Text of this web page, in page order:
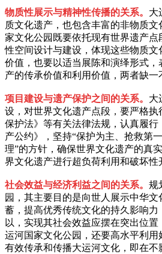
物质性展示与精神性传播的关系。 大
质文化遗产，也包含丰富的非物质
家文化公园既要依托现有世界遗产
性空间设计与建设，体现这些物质
价值，也要以适当展陈和演绎形式
产的传承价值和利用价值，两者缺一
项目建设与遗产保护之间的关系。 大
设，对世界文化遗产点段，要严格
保护法》等有关法律法规，认真履
产公约》，坚持“保护为主、抢救第
理”的方针，确保世界文化遗产的真
界文化遗产进行超负荷利用和破坏性
社会效益与经济利益之间的关系。 规
园，其主要目的是向世人展示中华
蓄，提高优秀传统文化的持久影响
以，实现其社会效益应摆在突出位
运河国家文化公园，还要高水平利用
有效传承和传播大运河文化，即在